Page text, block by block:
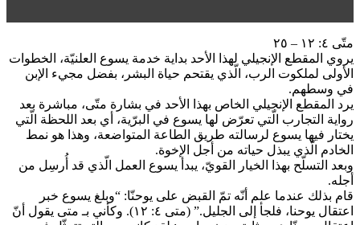
متّى ٤: ١٢ – ٢٥
يروي المقطع الإنجيلي لهذا الأحد بداية خدمة يسوع العلنيّة، الخطوات
الأولى لملكوت الرب، الّذي يقتحم حياة البشر، بفضل مجيء الإبن
في وسطهم.
يرد المقطع الإنجيلي الخاص بهذا الأحد في بشارة متّى، مباشرة بعد
رواية التجارب الّتي تعرّض لها يسوع في البرّية، أي بعد اللحظة الّتي
يختار فيها يسوع لرسالته طريق الطاعة المتواضعة، وهذا هو نمط
الخادم الّذي يبذل حياته من أجل الإخوة.
وبعد التسلّح بهذا الخيار القويّ، يبدأ يسوع العمل الّذي قد أُرسِل من
أجله.
قام بذلك عندما علم أنّه تمّ القبض على يوحنّا: “وبلغ يسوع خبر
اعتقال يوحنا، فلجأ إلى الجليل.” (متى ٤: ١٢). وكأني بـ متى يقول أنّ